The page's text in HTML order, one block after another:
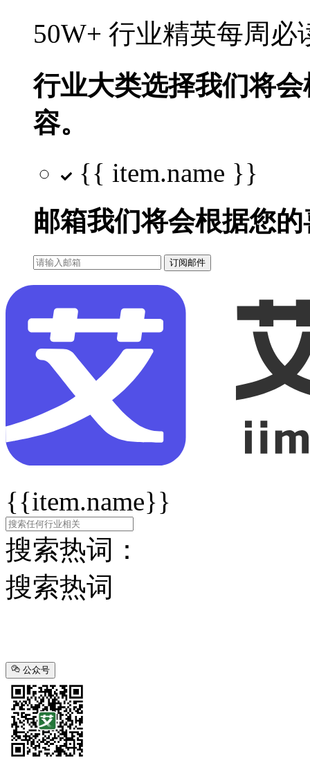
50W+ 行业精英每周
行业大类选择我们将
容。
{{ item.name }}
邮箱我们将会根据您
订阅邮件
{{item.name}}
搜索热词：
搜索热词
公众号